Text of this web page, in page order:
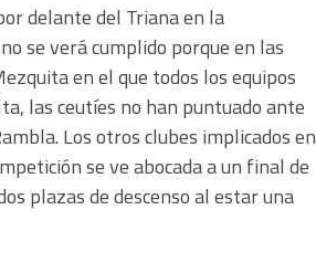
delante del Triana en la
se verá cumplido porque en las
en el que todos los equipos
las ceutíes no han puntuado ante
Los otros clubes implicados en
se ve abocada a un final de
plazas de descenso al estar una